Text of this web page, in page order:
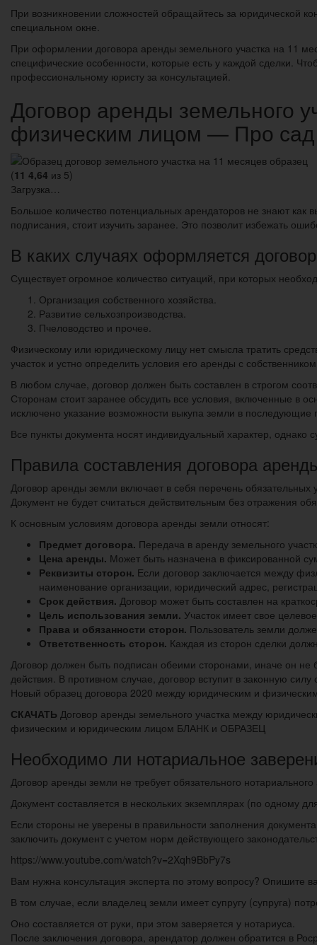
При возникновении сложностей обращайтесь за юридической
специальном окне.
При оформлении договора аренды земельного участка на 11
специфические особенности, которые есть у каждой сделки.
профессиональному юристу за консультацией.
Договор аренды земельного
физическим лицом — Про
(11 4,64 из 5)
Загрузка…
Большое количество потенциальных арендаторов не знают как
подписания, стоит изучить заранее. Это позволит избежать
В каких случаях оформляется
Существует огромное количество ситуаций, при которых
Организация собственного хозяйства.
Развитие сельхозпроизводства.
Пчеловодство и прочее.
Физическому или юридическому лицу нет смысла тратить
участок и устно определить условия его аренды с
В любом случае, договор должен быть составлен в строгом
Сторонам стоит заранее обсудить все условия, включенные в
исключено указание возможности выкупа земли в последующие
Все пункты документа носят индивидуальный характер, однако
Правила составления договора
Договор аренды земли включает в себя перечень
Документ не будет считаться действительным без отражения
К основным условиям договора аренды земли относят:
Предмет договора. Передача в аренду земельного
Цена аренды. Может быть назначена в фиксированной
Реквизиты сторон. Если договор заключается между
наименование организации, юридический адрес,
Срок действия. Договор может быть составлен на
Цель использования земли. Участок имеет свое
Права и обязанности сторон. Пользователь земли
Ответственность сторон. Каждая из сторон сделки
Договор должен быть подписан обеими сторонами, иначе он не
действия. В противном случае, договор вступит в законную
Новый образец договора 2020 между юридическим и
СКАЧАТЬ Договор аренды земельного участка между
физическим и юридическим лицом БЛАНК и ОБРАЗЕЦ
Необходимо ли нотариальное
Договор аренды земли не требует обязательного
Документ составляется в нескольких экземплярах (по одному
Если стороны не уверены в правильности заполнения
заключить документ с учетом норм действующего
https://www.youtube.com/watch?v=2Xqh9BbPy7s
Вам нужна консультация эксперта по этому вопросу?
В том случае, если владелец земли имеет супругу (супруга)
Оно составляется от руки, при этом заверяется у нотариуса.
После заключения договора, арендатор должен обратится в